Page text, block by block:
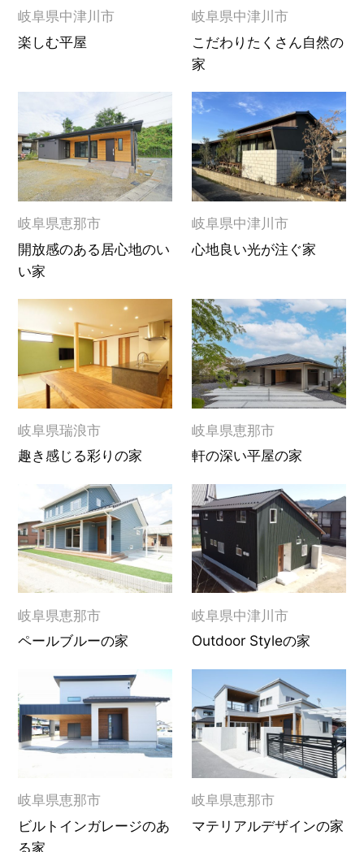
岐阜県中津川市
楽しむ平屋
岐阜県中津川市
こだわりたくさん自然の
家
岐阜県恵那市
開放感のある居心地のい
い家
岐阜県中津川市
心地良い光が注ぐ家
岐阜県瑞浪市
趣き感じる彩りの家
岐阜県恵那市
軒の深い平屋の家
岐阜県恵那市
ペールブルーの家
岐阜県中津川市
Outdoor Styleの家
岐阜県恵那市
ビルトインガレージのあ
る家
岐阜県恵那市
マテリアルデザインの家